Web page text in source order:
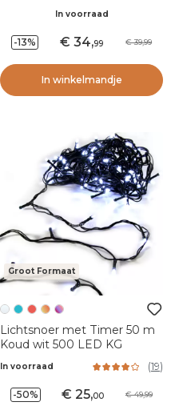
In voorraad
-13% 34,99 39,99
In winkelmandje
Groot Formaat
Lichtsnoer met Timer 50 m
Koud wit 500 LED KG
In voorraad (19)
-50% 25,00 49,99